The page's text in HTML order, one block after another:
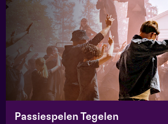
Passiespelen Tegelen